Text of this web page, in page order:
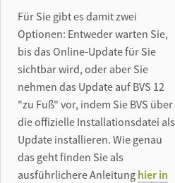
Für Sie gibt es damit zwei
Optionen: Entweder warten Sie,
bis das Online-Update für Sie
sichtbar wird, oder aber Sie
nehmen das Update auf BVS 12
"zu Fuß" vor, indem Sie BVS über
die offizielle Installationsdatei als
Update installieren. Wie genau
das geht finden Sie als
ausführlichere Anleitung hier in